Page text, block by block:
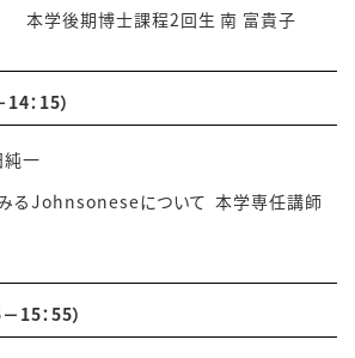
本学後期博士課程2回生 南 富貴子
：15）
純一
るJohnsoneseについて 本学専任講師
15：55）